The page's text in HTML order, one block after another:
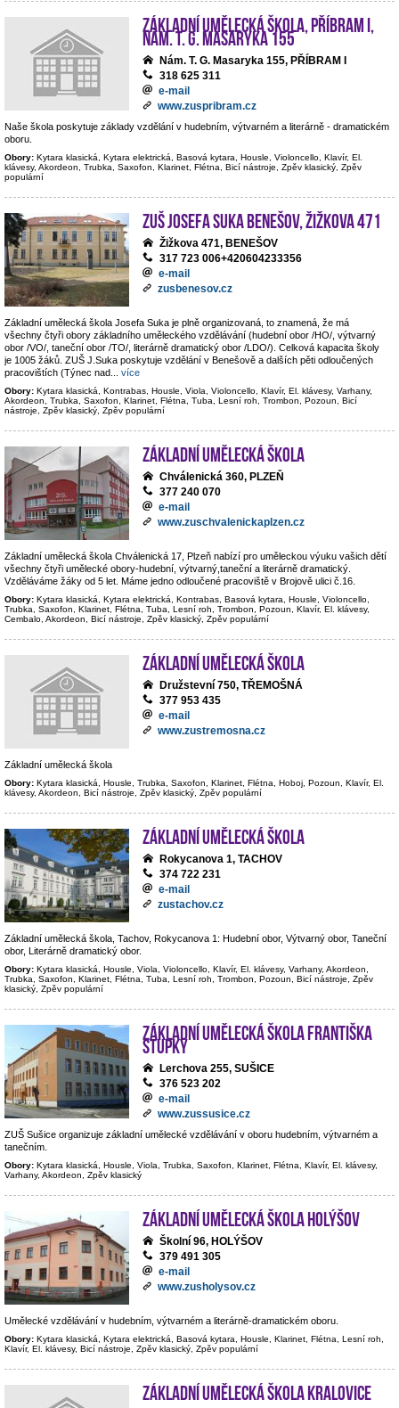
Základní umělecká škola, Příbram I,
nám. T. G. Masaryka 155
Nám. T. G. Masaryka 155, PŘÍBRAM I
318 625 311
e-mail
www.zuspribram.cz
Naše škola poskytuje základy vzdělání v hudebním, výtvarném a literárně - dramatickém
oboru.
Obory: Kytara klasická, Kytara elektrická, Basová kytara, Housle, Violoncello, Klavír, El.
klávesy, Akordeon, Trubka, Saxofon, Klarinet, Flétna, Bicí nástroje, Zpěv klasický, Zpěv
populární
ZUŠ Josefa Suka Benešov, Žižkova 471
Žižkova 471, BENEŠOV
317 723 006+420604233356
e-mail
zusbenesov.cz
Základní umělecká škola Josefa Suka je plně organizovaná, to znamená, že má
všechny čtyři obory základního uměleckého vzdělávání (hudební obor /HO/, výtvarný
obor /VO/, taneční obor /TO/, literárně dramatický obor /LDO/). Celková kapacita školy
je 1005 žáků. ZUŠ J.Suka poskytuje vzdělání v Benešově a dalších pěti odloučených
pracovištích (Týnec nad
více
Obory: Kytara klasická, Kontrabas, Housle, Viola, Violoncello, Klavír, El. klávesy, Varhany,
Akordeon, Trubka, Saxofon, Klarinet, Flétna, Tuba, Lesní roh, Trombon, Pozoun, Bicí
nástroje, Zpěv klasický, Zpěv populární
Základní umělecká škola
Chválenická 360, PLZEŇ
377 240 070
e-mail
www.zuschvalenickaplzen.cz
Základní umělecká škola Chválenická 17, Plzeň nabízí pro uměleckou výuku vašich dětí
všechny čtyři umělecké obory-hudební, výtvarný,taneční a literárně dramatický.
Vzděláváme žáky od 5 let. Máme jedno odloučené pracoviště v Brojově ulici č.16.
Obory: Kytara klasická, Kytara elektrická, Kontrabas, Basová kytara, Housle, Violoncello,
Trubka, Saxofon, Klarinet, Flétna, Tuba, Lesní roh, Trombon, Pozoun, Klavír, El. klávesy,
Cembalo, Akordeon, Bicí nástroje, Zpěv klasický, Zpěv populární
Základní umělecká škola
Družstevní 750, TŘEMOŠNÁ
377 953 435
e-mail
www.zustremosna.cz
Základní umělecká škola
Obory: Kytara klasická, Housle, Trubka, Saxofon, Klarinet, Flétna, Hoboj, Pozoun, Klavír, El.
klávesy, Akordeon, Bicí nástroje, Zpěv klasický, Zpěv populární
Základní umělecká škola
Rokycanova 1, TACHOV
374 722 231
e-mail
zustachov.cz
Základní umělecká škola, Tachov, Rokycanova 1: Hudební obor, Výtvarný obor, Taneční
obor, Literárně dramatický obor.
Obory: Kytara klasická, Housle, Viola, Violoncello, Klavír, El. klávesy, Varhany, Akordeon,
Trubka, Saxofon, Klarinet, Flétna, Tuba, Lesní roh, Trombon, Pozoun, Bicí nástroje, Zpěv
klasický, Zpěv populární
Základní umělecká škola Františka
Stupky
Lerchova 255, SUŠICE
376 523 202
e-mail
www.zussusice.cz
ZUŠ Sušice organizuje základní umělecké vzdělávání v oboru hudebním, výtvarném a
tanečním.
Obory: Kytara klasická, Housle, Viola, Trubka, Saxofon, Klarinet, Flétna, Klavír, El. klávesy,
Varhany, Akordeon, Zpěv klasický
Základní umělecká škola Holýšov
Školní 96, HOLÝŠOV
379 491 305
e-mail
www.zusholysov.cz
Umělecké vzdělávání v hudebním, výtvarném a literárně-dramatickém oboru.
Obory: Kytara klasická, Kytara elektrická, Basová kytara, Housle, Klarinet, Flétna, Lesní roh,
Klavír, El. klávesy, Bicí nástroje, Zpěv klasický, Zpěv populární
Základní umělecká škola Kralovice